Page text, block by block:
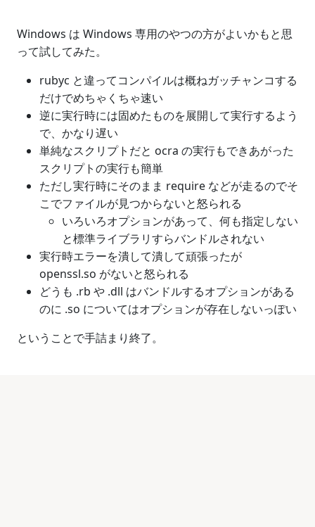
Windows は Windows 専用のやつの方がよいかもと思
って試してみた。
rubyc と違ってコンパイルは概ねガッチャンコする
だけでめちゃくちゃ速い
逆に実行時には固めたものを展開して実行するよう
で、かなり遅い
単純なスクリプトだと ocra の実行もできあがった
スクリプトの実行も簡単
ただし実行時にそのまま require などが走るのでそ
こでファイルが見つからないと怒られる
いろいろオプションがあって、何も指定しない
と標準ライブラリすらバンドルされない
実行時エラーを潰して潰して頑張ったが
openssl.so がないと怒られる
どうも .rb や .dll はバンドルするオプションがある
のに .so についてはオプションが存在しないっぽい
ということで手詰まり終了。